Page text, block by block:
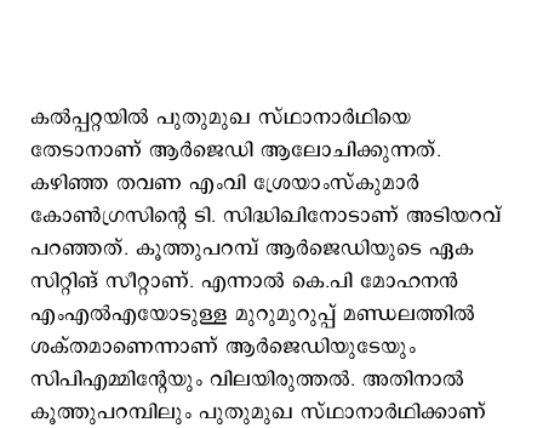
കല്‍പ്പറ്റയില്‍ പുതുമുഖ സ്ഥാനാര്‍ഥിയെ
തേടാനാണ് ആര്‍ജെഡി ആലോചിക്കുന്നത്.
കഴിഞ്ഞ തവണ എംവി ശ്രേയാംസ്കുമാര്‍
കോണ്‍ഗ്രസിന്‍റെ ടി. സിദ്ധിഖിനോടാണ് അടിയറവ്
പറഞ്ഞത്. കൂത്തുപറമ്പ് ആര്‍ജെഡിയുടെ ഏക
സിറ്റിങ് സീറ്റാണ്. എന്നാല്‍ കെ.പി മോഹനന്‍
എംഎല്‍എയോടുള്ള മുറുമുറുപ്പ് മണ്ഡലത്തില്‍
ശക്തമാണെന്നാണ് ആര്‍ജെഡിയുടേയും
സിപിഎമ്മിന്‍റേയും വിലയിരുത്തല്‍. അതിനാല്‍
കൂത്തുപറമ്പിലും പുതുമുഖ സ്ഥാനാര്‍ഥിക്കാണ്